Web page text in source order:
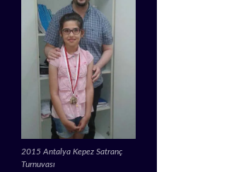
2015 Antalya Kepez Satranç
Turnuvası